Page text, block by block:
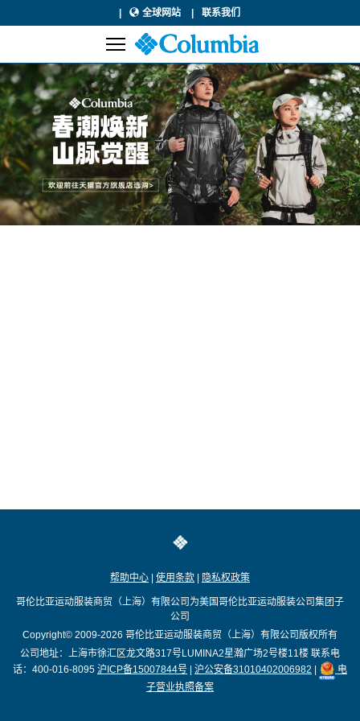
全球网站 联系我们
帮助中心 使用条款 隐私权政策
哥伦比亚运动服装商贸（上海）有限公司为美国哥伦比亚运动服装公司集团子
公司
Copyright© 2009-2026 哥伦比亚运动服装商贸（上海）有限公司版权所有
公司地址：上海市徐汇区龙文路317号LUMINA2星瀚广场2号楼11楼 联系电
话：400-016-8095 沪ICP备15007844号 沪公安备31010402006982
电
子营业执照备案